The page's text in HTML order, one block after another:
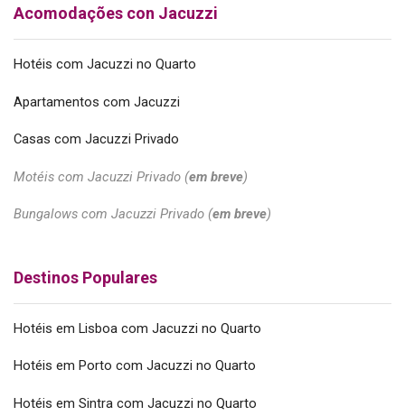
Acomodações con Jacuzzi
Hotéis com Jacuzzi no Quarto
Apartamentos com Jacuzzi
Casas com Jacuzzi Privado
Motéis com Jacuzzi Privado (em breve)
Bungalows com Jacuzzi Privado (em breve)
Destinos Populares
Hotéis em Lisboa com Jacuzzi no Quarto
Hotéis em Porto com Jacuzzi no Quarto
Hotéis em Sintra com Jacuzzi no Quarto